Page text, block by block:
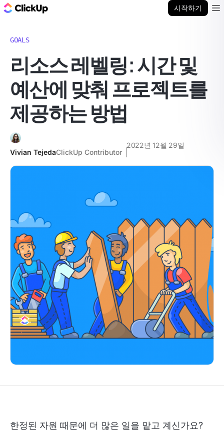
시작하기
GOALS
리소스 레벨링: 시간 및
예산에 맞춰 프로젝트를
제공하는 방법
Vivian TejedaClickUp Contributor
2022년 12월 29일
한정된 자원 때문에 더 많은 일을 맡고 계신가요?